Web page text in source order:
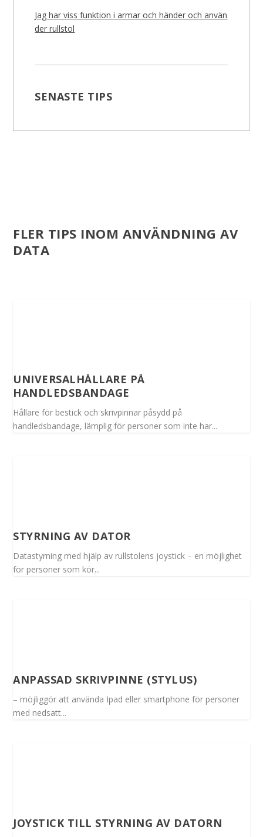
Jag har viss funktion i armar och händer och använ
der rullstol
SENASTE TIPS
FLER TIPS INOM ANVÄNDNING AV
DATA
UNIVERSALHÅLLARE PÅ
HANDLEDSBANDAGE
Hållare för bestick och skrivpinnar påsydd på
handledsbandage, lämplig för personer som inte har...
STYRNING AV DATOR
Datastyrning med hjälp av rullstolens joystick – en möjlighet
för personer som kör...
ANPASSAD SKRIVPINNE (STYLUS)
– möjliggör att använda Ipad eller smartphone för personer
med nedsatt...
JOYSTICK TILL STYRNING AV DATORN